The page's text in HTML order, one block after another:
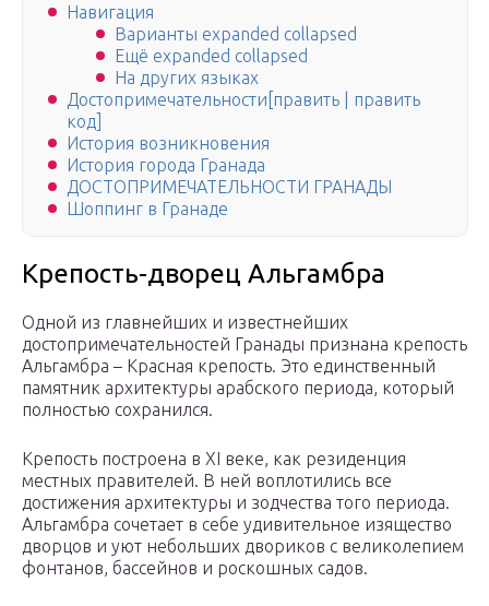
Навигация
Варианты expanded collapsed
Ещё expanded collapsed
На других языках
Достопримечательности[править | править
код]
История возникновения
История города Гранада
ДОСТОПРИМЕЧАТЕЛЬНОСТИ ГРАНАДЫ
Шоппинг в Гранаде
Крепость-дворец Альгамбра
Одной из главнейших и известнейших
достопримечательностей Гранады признана крепость
Альгамбра – Красная крепость. Это единственный
памятник архитектуры арабского периода, который
полностью сохранился.
Крепость построена в ХI веке, как резиденция
местных правителей. В ней воплотились все
достижения архитектуры и зодчества того периода.
Альгамбра сочетает в себе удивительное изящество
дворцов и уют небольших двориков с великолепием
фонтанов, бассейнов и роскошных садов.